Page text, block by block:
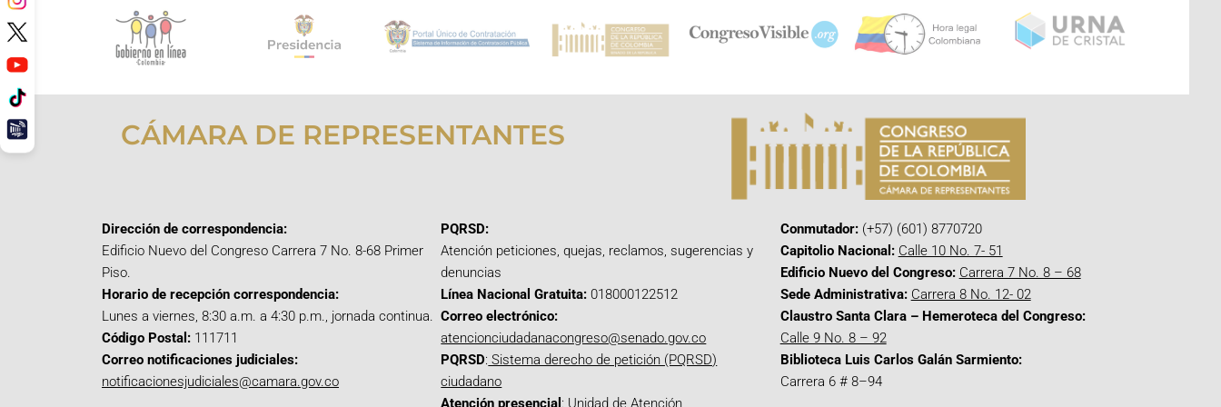
CÁMARA DE REPRESENTANTES
Dirección de correspondencia:
Edificio Nuevo del Congreso Carrera 7 No. 8-68 Primer
Piso.
Horario de recepción correspondencia:
Lunes a viernes, 8:30 a.m. a 4:30 p.m., jornada continua.
Código Postal: 111711
Correo notificaciones judiciales:
notificacionesjudiciales@camara.gov.co
PQRSD:
Atención peticiones, quejas, reclamos, sugerencias y
denuncias
Línea Nacional Gratuita: 018000122512
Correo electrónico:
atencionciudadanacongreso@senado.gov.co
PQRSD: Sistema derecho de petición (PQRSD)
ciudadano
Atención presencial : Unidad de Atención
Conmutador:(+57) (601) 8770720
Capitolio Nacional: Calle 10 No. 7- 51
Edificio Nuevo del Congreso: Carrera 7 No. 8 – 68
Sede Administrativa: Carrera 8 No. 12- 02
Claustro Santa Clara – Hemeroteca del Congreso:
Calle 9 No. 8 – 92
Biblioteca Luis Carlos Galán Sarmiento:
Carrera 6 # 8–94